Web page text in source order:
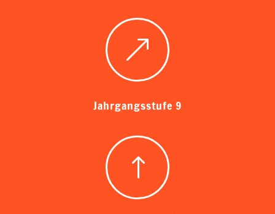
&
Jahrgangsstufe 9
!